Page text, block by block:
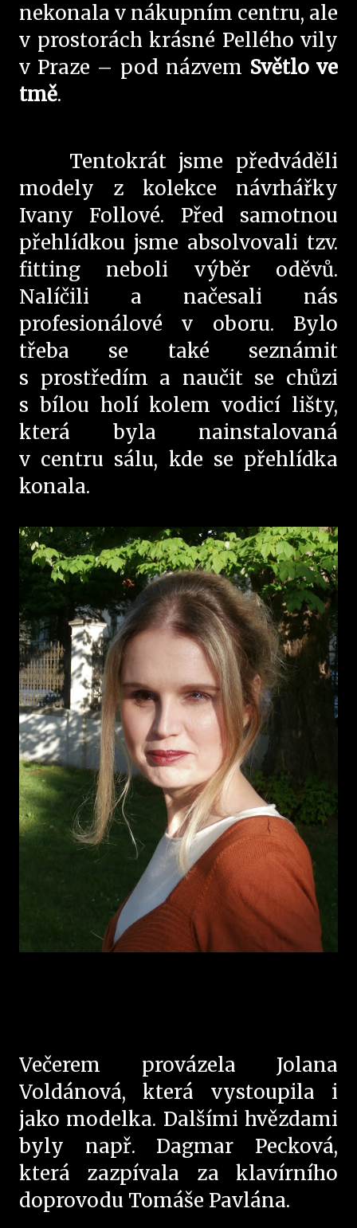
nekonala v nákupním centru, ale
v prostorách krásné Pellého vily
v Praze – pod názvem Světlo ve
tmě.
Tentokrát jsme předváděli
modely z kolekce návrhářky
Ivany Follové. Před samotnou
přehlídkou jsme absolvovali tzv.
fitting neboli výběr oděvů.
Nalíčili a načesali nás
profesionálové v oboru. Bylo
třeba se také seznámit
s prostředím a naučit se chůzi
s bílou holí kolem vodicí lišty,
která byla nainstalovaná
v centru sálu, kde se přehlídka
konala.
Večerem provázela Jolana
Voldánová, která vystoupila i
jako modelka. Dalšími hvězdami
byly např. Dagmar Pecková,
která zazpívala za klavírního
doprovodu Tomáše Pavlána.